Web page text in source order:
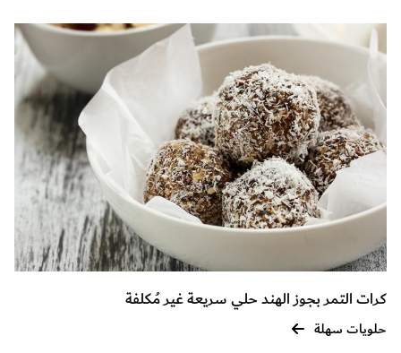
كرات التمر بجوز الهند حلي سريعة غير مُكلفة
حلويات سهلة